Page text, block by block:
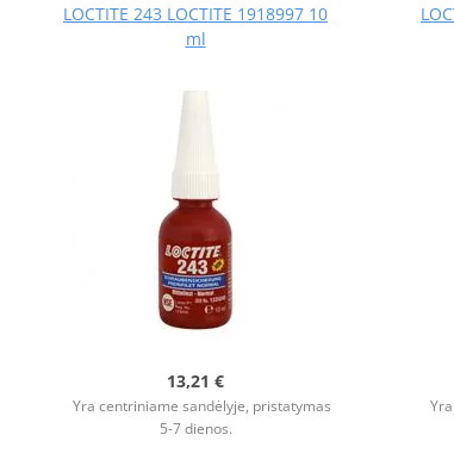
LOCTITE 243 LOCTITE 1918997 10
ml
13,21 €
Yra centriniame sandėlyje, pristatymas
5-7 dienos.